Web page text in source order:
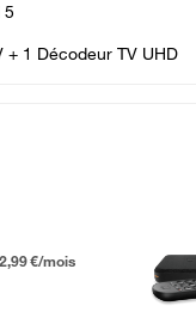
5
+ 1 Décodeur TV UHD
Fibre
12 mois puis 42,99 € par
€/mois